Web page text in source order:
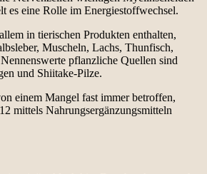
es eine Rolle im Energiestoffwechsel.
in tierischen Produkten enthalten,
Muscheln, Lachs, Thunfisch,
pflanzliche Quellen sind
und Shiitake-Pilze.
einem Mangel fast immer betroffen,
mittels Nahrungsergänzungsmitteln